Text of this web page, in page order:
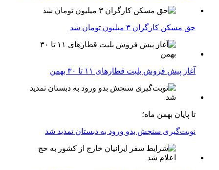
حق مسکن کارگران ۳ میلیون تومان شد
آغاز پیش فروش بلیت‌ قطارهای ۱۱ تا ۳۰ بهمن
تا پایان بهمن ماه؛
نوبت‌گیری سنجش بدو ورود به دبستان تمدید شد